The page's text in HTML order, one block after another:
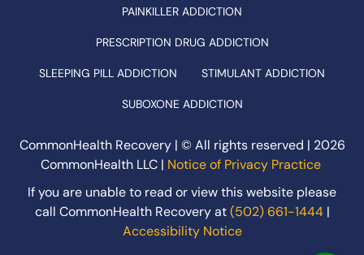
PAINKILLER ADDICTION
PRESCRIPTION DRUG ADDICTION
SLEEPING PILL ADDICTION STIMULANT ADDICTION
SUBOXONE ADDICTION
CommonHealth Recovery | © All rights reserved | 2026
CommonHealth LLC | Notice of Privacy Practice
If you are unable to read or view this website please
call CommonHealth Recovery at(502) 661-1444|
Accessibility Notice